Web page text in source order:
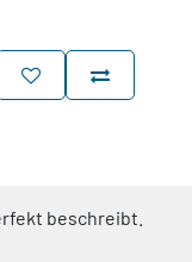
beschreibt.